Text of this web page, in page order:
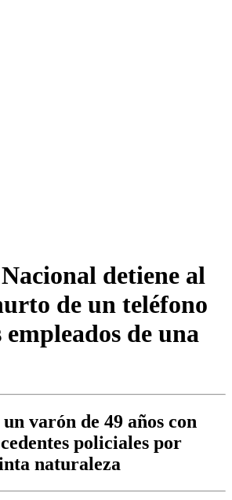
detiene al
de un teléfono
de una
varón de 49 años con
policiales por
naturaleza